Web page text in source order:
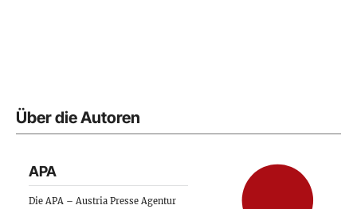
Über die Autoren
APA
Die APA – Austria Presse Agentur